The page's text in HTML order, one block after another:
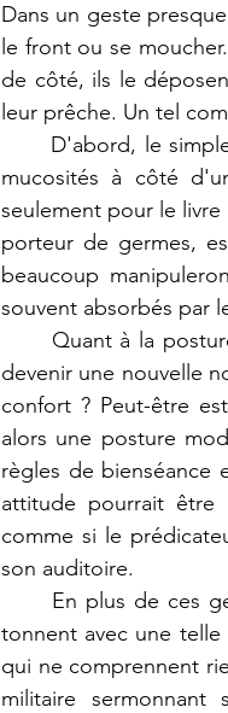
Dans un geste
le front ou se
de côté, ils le
leur prêche. Un tel
mucosités à côté
seulement pour le
porteur de germes,
beaucoup
souvent absorbés par
devenir une nouvelle
confort ? Peut-être
alors une posture
règles de bienséance
attitude pourrait être
comme si le
son auditoire.
tonnent avec une telle
qui ne comprennent
militaire